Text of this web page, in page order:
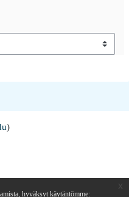
hyväksyt käytäntömme:
)